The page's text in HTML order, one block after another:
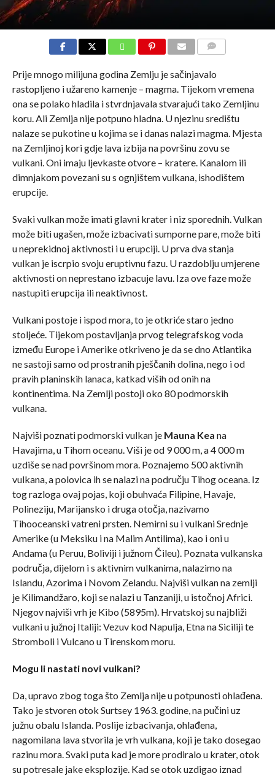
Prije mnogo milijuna godina Zemlju je sačinjavalo
rastopljeno i užareno kamenje – magma. Tijekom vremena
ona se polako hladila i stvrdnjavala stvarajući tako Zemljinu
koru. Ali Zemlja nije potpuno hladna. U njezinu središtu
nalaze se pukotine u kojima se i danas nalazi magma. Mjesta
na Zemljinoj kori gdje lava izbija na površinu zovu se
vulkani. Oni imaju ljevkaste otvore – kratere. Kanalom ili
dimnjakom povezani su s ognjištem vulkana, ishodištem
erupcije.
Svaki vulkan može imati glavni krater i niz sporednih. Vulkan
može biti ugašen, može izbacivati sumporne pare, može biti
u neprekidnoj aktivnosti i u erupciji. U prva dva stanja
vulkan je iscrpio svoju eruptivnu fazu. U razdoblju umjerene
aktivnosti on neprestano izbacuje lavu. Iza ove faze može
nastupiti erupcija ili neaktivnost.
Vulkani postoje i ispod mora, to je otkriće staro jedno
stoljeće. Tijekom postavljanja prvog telegrafskog voda
između Europe i Amerike otkriveno je da se dno Atlantika
ne sastoji samo od prostranih pješčanih dolina, nego i od
pravih planinskih lanaca, katkad viših od onih na
kontinentima. Na Zemlji postoji oko 80 podmorskih
vulkana.
Najviši poznati podmorski vulkan je Mauna Kea na
Havajima, u Tihom oceanu. Viši je od 9 000 m, a 4 000 m
uzdiše se nad površinom mora. Poznajemo 500 aktivnih
vulkana, a polovica ih se nalazi na području Tihog oceana. Iz
tog razloga ovaj pojas, koji obuhvaća Filipine, Havaje,
Polineziju, Marijansko i druga otočja, nazivamo
Tihooceanski vatreni prsten. Nemirni su i vulkani Srednje
Amerike (u Meksiku i na Malim Antilima), kao i oni u
Andama (u Peruu, Boliviji i južnom Čileu). Poznata vulkanska
područja, dijelom i s aktivnim vulkanima, nalazimo na
Islandu, Azorima i Novom Zelandu. Najviši vulkan na zemlji
je Kilimandžaro, koji se nalazi u Tanzaniji, u istočnoj Africi.
Njegov najviši vrh je Kibo (5895m). Hrvatskoj su najbliži
vulkani u južnoj Italiji: Vezuv kod Napulja, Etna na Siciliji te
Stromboli i Vulcano u Tirenskom moru.
Mogu li nastati novi vulkani?
Da, upravo zbog toga što Zemlja nije u potpunosti ohlađena.
Tako je stvoren otok Surtsey 1963. godine, na pučini uz
južnu obalu Islanda. Poslije izbacivanja, ohlađena,
nagomilana lava stvorila je vrh vulkana, koji je tako dosegao
razinu mora. Svaki puta kad je more prodiralo u krater, otok
su potresale jake eksplozije. Kad se otok uzdigao iznad